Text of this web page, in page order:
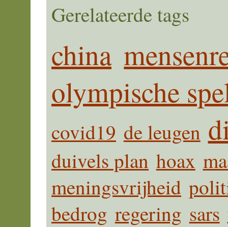
Gerelateerde tags
china
olympische
covid19 de leugen
duivels plan hoax
meningsvrijheid
bedrog regering sars